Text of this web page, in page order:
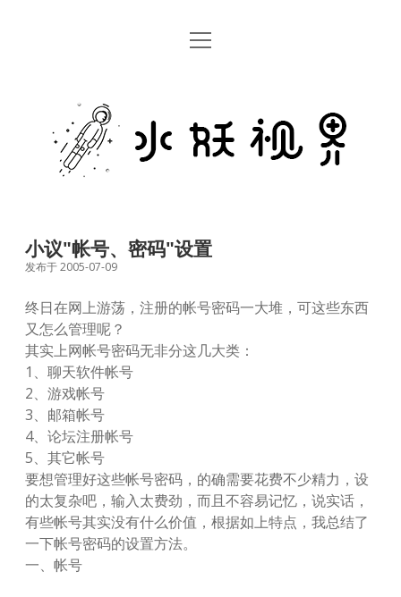
首页
关于
open
妖
视
小议"帐号、密码"设置
发布于 2005-07-09
终日在网上游荡，注册的帐号密码一大堆，可这些东西
又怎么管理呢？
其实上网帐号密码无非分这几大类：
1、聊天软件帐号
2、游戏帐号
3、邮箱帐号
4、论坛注册帐号
5、其它帐号
要想管理好这些帐号密码，的确需要花费不少精力，设
的太复杂吧，输入太费劲，而且不容易记忆，说实话，
有些帐号其实没有什么价值，根据如上特点，我总结了
一下帐号密码的设置方法。
一、帐号